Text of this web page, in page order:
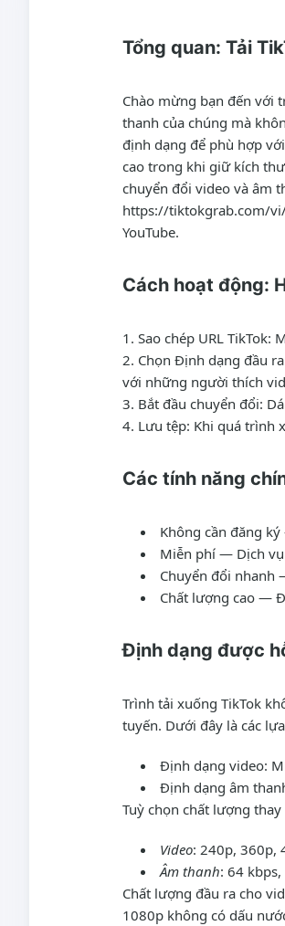
Tổng quan: Tải
Chào mừng bạn đến với
thanh của chúng mà
định dạng để phù hợp
cao trong khi giữ kích
chuyển đổi video và âm
https://tiktokgrab.com/
YouTube.
Cách hoạt động:
Sao chép URL TikTok:
Chọn Định dạng đầu ra
với những người thích
Bắt đầu chuyển đổi:
Lưu tệp: Khi quá trình
Các tính năng
Không cần đăng ký
Miễn phí — Dịch vụ
Chuyển đổi nhanh
Chất lượng cao —
Định dạng được
Trình tải xuống TikTok
tuyến. Dưới đây là các
Định dạng video:
Định dạng âm
Tuỳ chọn chất lượng thay
Video: 240p, 360p,
Âm thanh: 64
Chất lượng đầu ra cho
1080p không có dấu